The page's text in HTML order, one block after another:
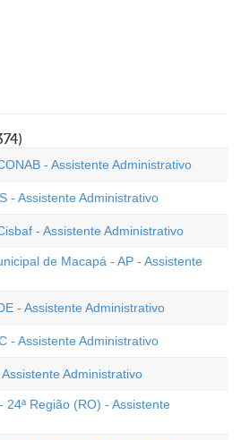
- Assistente Administrativo
- Assistente Administrativo
- Assistente Administrativo
de Macapá - AP - Assistente
- Assistente Administrativo
- Assistente Administrativo
Administrativo
Região (RO) - Assistente